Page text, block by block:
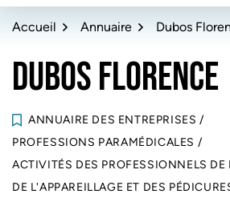
Accueil Annuaire Dubos
DUBOS FLORENCE
ANNUAIRE DES ENTREPRISES /
PROFESSIONS PARAMÉDICALES /
ACTIVITÉS DES PROFESSIONNELS DE
DE L'APPAREILLAGE ET DES